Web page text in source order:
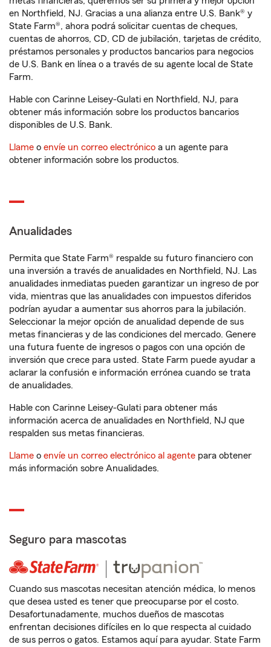
en Northfield, NJ. Gracias a una alianza entre U.S. Bank® y
State Farm®, ahora podrá solicitar cuentas de cheques,
cuentas de ahorros, CD, CD de jubilación, tarjetas de crédito,
préstamos personales y productos bancarios para negocios
de U.S. Bank en línea o a través de su agente local de State
Farm.
Hable con Carinne Leisey-Gulati en Northfield, NJ, para
obtener más información sobre los productos bancarios
disponibles de U.S. Bank.
Llame o envíe un correo electrónico a un agente para
obtener información sobre los productos.
Anualidades
Permita que State Farm® respalde su futuro financiero con
una inversión a través de anualidades en Northfield, NJ. Las
anualidades inmediatas pueden garantizar un ingreso de por
vida, mientras que las anualidades con impuestos diferidos
podrían ayudar a aumentar sus ahorros para la jubilación.
Seleccionar la mejor opción de anualidad depende de sus
metas financieras y de las condiciones del mercado. Genere
una futura fuente de ingresos o pagos con una opción de
inversión que crece para usted. State Farm puede ayudar a
aclarar la confusión e información errónea cuando se trata
de anualidades.
Hable con Carinne Leisey-Gulati para obtener más
información acerca de anualidades en Northfield, NJ que
respalden sus metas financieras.
Llame o envíe un correo electrónico al agente para obtener
más información sobre Anualidades.
Seguro para mascotas
Cuando sus mascotas necesitan atención médica, lo menos
que desea usted es tener que preocuparse por el costo.
Desafortunadamente, muchos dueños de mascotas
enfrentan decisiones difíciles en lo que respecta al cuidado
de sus perros o gatos. Estamos aquí para ayudar. State Farm